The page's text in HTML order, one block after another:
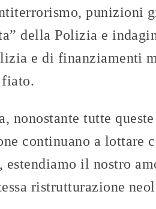
punizioni
della Polizia e
e di finanziamenti
nonostante tutte
continuano a lottare
estendiamo il nostro
ristrutturazione